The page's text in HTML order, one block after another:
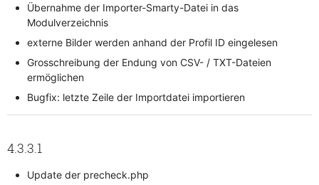
Übernahme der Importer-Smarty-Datei in das
Modulverzeichnis
externe Bilder werden anhand der Profil ID eingelesen
Grosschreibung der Endung von CSV- / TXT-Dateien
ermöglichen
Bugfix: letzte Zeile der Importdatei importieren
4.3.3.1
Update der precheck.php